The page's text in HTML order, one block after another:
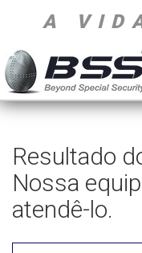
A
Resultado
Nossa
atendê-lo.